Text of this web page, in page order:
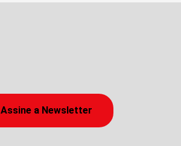
Assine a Newsletter